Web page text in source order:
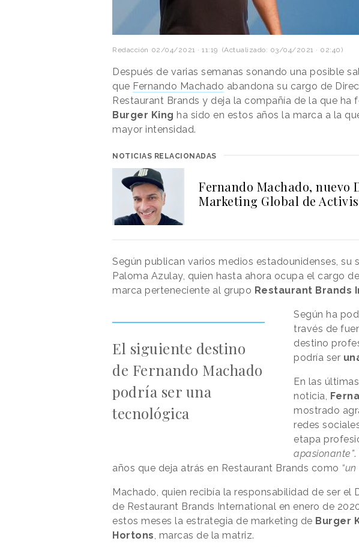
Redacción 02/04/2021 · 11:19 (Actualizado: 03/04/2021 · 02:40)
Después de varias semanas sonando una posible
que Fernando Machado abandona su cargo de
Restaurant Brands y deja la compañía de la que ha
Burger King ha sido en estos años la marca a la
mayor intensidad.
NOTICIAS RELACIONADAS
Fernando Machado, nuevo
Marketing Global de
Según publican varios medios estadounidenses, su
Paloma Azulay, quien hasta ahora ocupa el cargo
marca perteneciente al grupo Restaurant Brands
El siguiente destino
de Fernando Machado
podría ser una
tecnológica
Según ha
través de
destino
podría ser
En las
noticia,
mostrado
redes
etapa
apasionante”.
años que deja atrás en Restaurant Brands como
Machado, quien recibía la responsabilidad de ser el
de Restaurant Brands International en enero de
estos meses la estrategia de marketing de Burger
Hortons , marcas de la matriz.